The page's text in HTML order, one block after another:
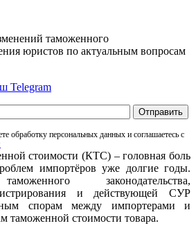
таможенного
юристов по актуальным вопросам
Telegram
обработку персональных данных и соглашаетесь с
стоимости (КТС) – головная боль
импортёров уже долгие годы.
законодательства,
и действующей СУР
спорам между импортерами и
таможенной стоимости товара.